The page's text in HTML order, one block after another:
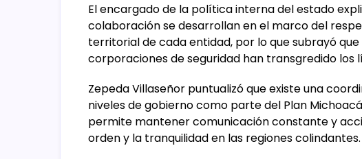
El encargado de la política interna del estado
colaboración se desarrollan en el marco del
territorial de cada entidad, por lo que subrayó
corporaciones de seguridad han transgredido los
Zepeda Villaseñor puntualizó que existe una
niveles de gobierno como parte del Plan
permite mantener comunicación constante y
orden y la tranquilidad en las regiones colindantes.